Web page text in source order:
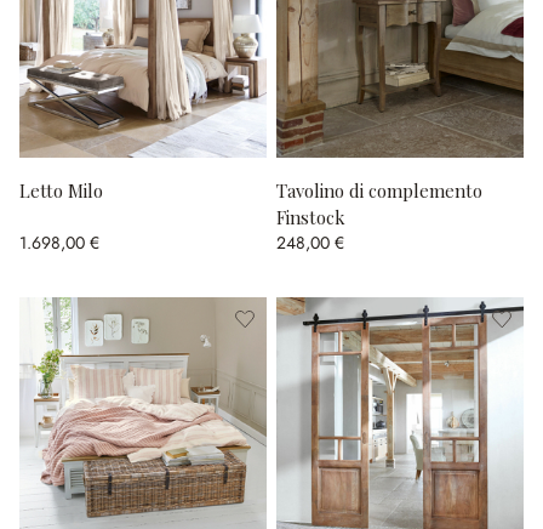
Letto Milo
1.698,00 €
Tavolino di complemento
Finstock
248,00 €